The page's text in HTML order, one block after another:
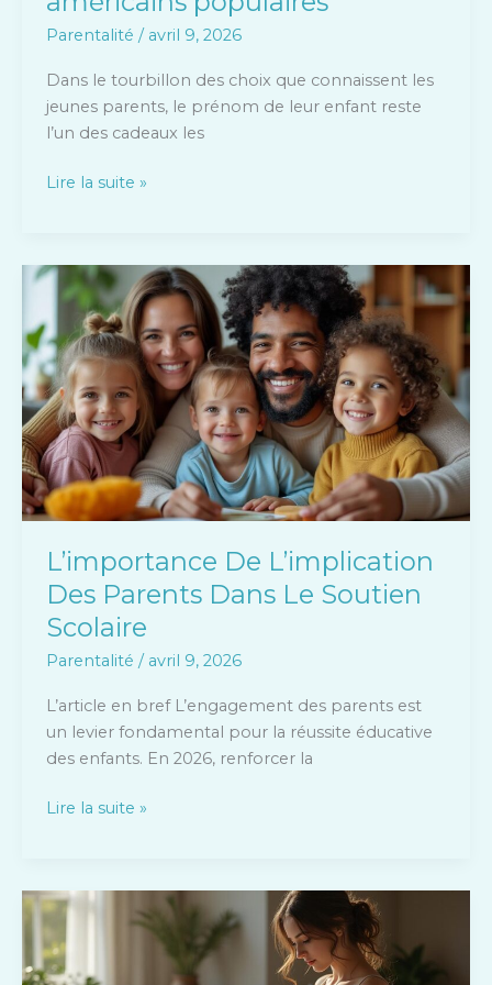
Parentalité / avril 9, 2026
Dans le tourbillon des choix que connaissent les
jeunes parents, le prénom de leur enfant reste
l’un des cadeaux les
Lire la suite »
L’importance De L’implication
Des Parents Dans Le Soutien
Scolaire
Parentalité / avril 9, 2026
L’article en bref L’engagement des parents est
un levier fondamental pour la réussite éducative
des enfants. En 2026, renforcer la
L’importance
De
L’implication
Des
Parents
Dans
Le
Soutien
Scolaire
Lire la suite »
Sarah
knafo
enceinte